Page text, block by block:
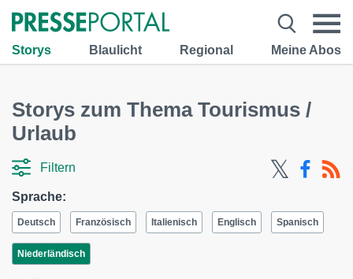
Storys Blaulicht Regional Meine Abos
Storys zum Thema Tourismus /
Urlaub
Filtern
Sprache:
Deutsch Französisch Italienisch Englisch Spanisch
Niederländisch